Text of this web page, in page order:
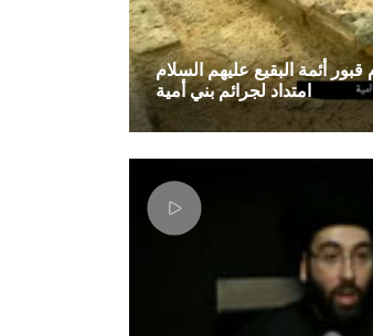
أئمة البقيع عليهم السلام
امتداد لجرائم بني أمية